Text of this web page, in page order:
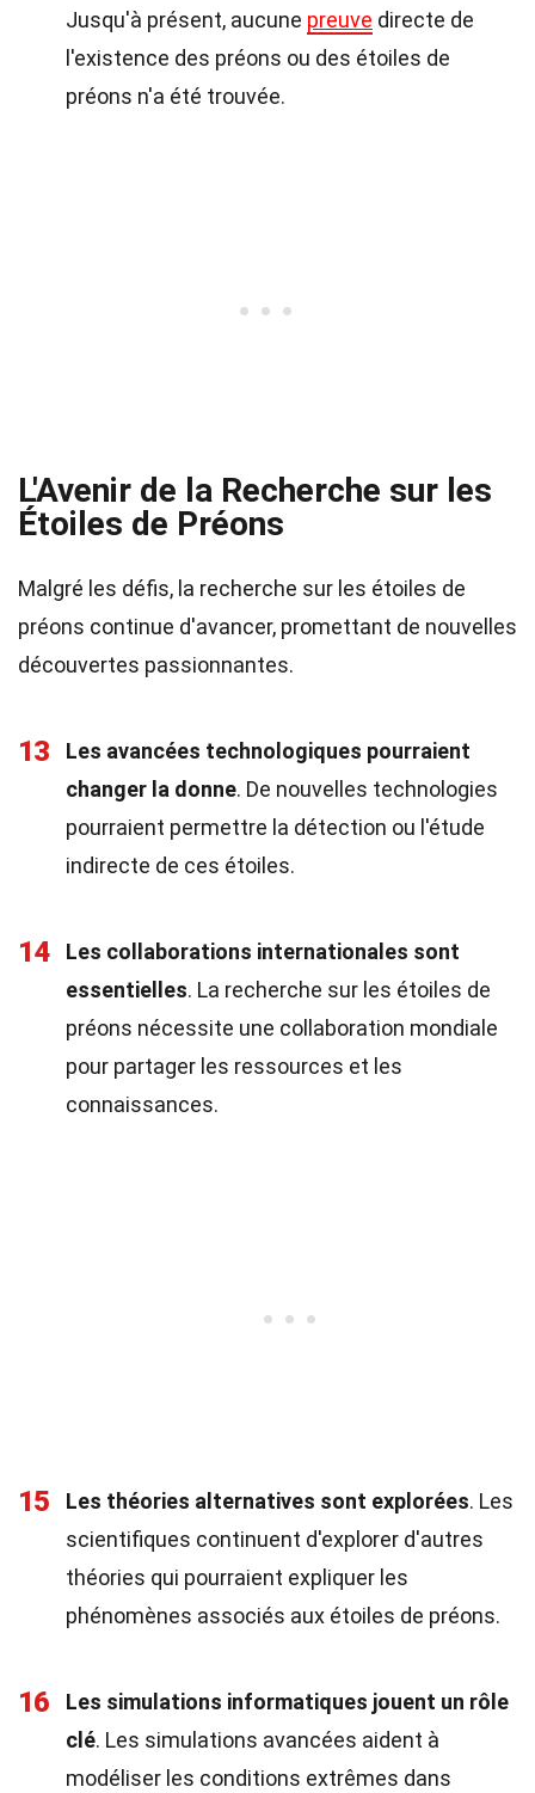
Jusqu'à présent, aucune preuve directe de
l'existence des préons ou des étoiles de
préons n'a été trouvée.
L'Avenir de la Recherche sur les
Étoiles de Préons
Malgré les défis, la recherche sur les étoiles de
préons continue d'avancer, promettant de nouvelles
découvertes passionnantes.
13
Les avancées technologiques pourraient
changer la donne. De nouvelles technologies
pourraient permettre la détection ou l'étude
indirecte de ces étoiles.
14
Les collaborations internationales sont
essentielles. La recherche sur les étoiles de
préons nécessite une collaboration mondiale
pour partager les ressources et les
connaissances.
15 Les théories alternatives sont explorées. Les
scientifiques continuent d'explorer d'autres
théories qui pourraient expliquer les
phénomènes associés aux étoiles de préons.
16
Les simulations informatiques jouent un rôle
clé. Les simulations avancées aident à
modéliser les conditions extrêmes dans